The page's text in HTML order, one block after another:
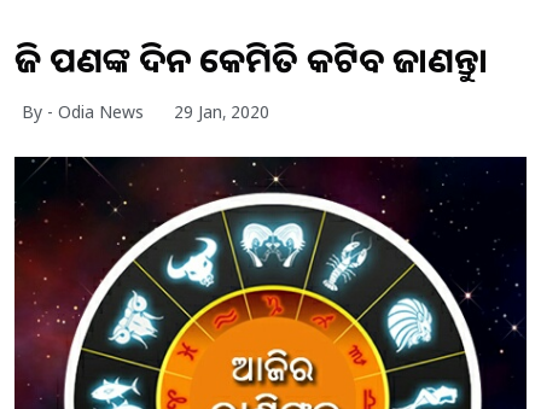
ଆଜି ଆପଣଙ୍କ ଦିନ କେମିତି କଟିବ ଜାଣନ୍ତୁ।
By - Odia News 29 Jan, 2020